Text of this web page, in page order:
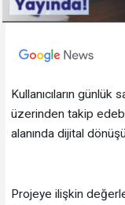
Kullanıcıların
üzerinden takip
alanında dijital
Projeye ilişkin